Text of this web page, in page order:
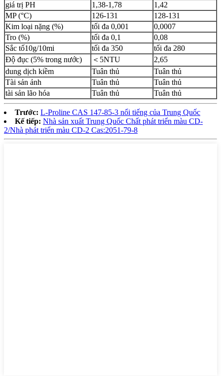
giá trị PH
1,38-1,78
1,42
MP (°C)
126-131
128-131
Kim loại nặng (%)
tối đa 0,001
0,0007
Tro (%)
tối đa 0,1
0,08
Sắc tố10g/10mi
tối đa 350
tối đa 280
Độ đục (5% trong nước)
＜5NTU
2,65
dung dịch kiềm
Tuân thủ
Tuân thủ
Tài sản ảnh
Tuân thủ
Tuân thủ
tài sản lão hóa
Tuân thủ Tuân thủ
Trước: L-Proline CAS 147-85-3 nổi tiếng của Trung Quốc
Kế tiếp: Nhà sản xuất Trung Quốc Chất phát triển màu CD-
2/Nhà phát triển màu CD-2 Cas:2051-79-8